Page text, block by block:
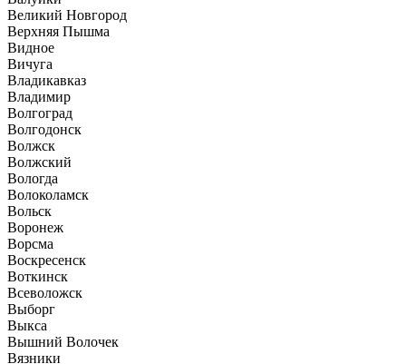
Великий Новгород
Верхняя Пышма
Видное
Вичуга
Владикавказ
Владимир
Волгоград
Волгодонск
Волжск
Волжский
Вологда
Волоколамск
Вольск
Воронеж
Ворсма
Воскресенск
Воткинск
Всеволожск
Выборг
Выкса
Вышний Волочек
Вязники